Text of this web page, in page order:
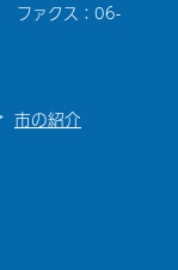
ファクス：06-
市の紹介